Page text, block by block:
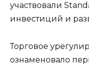
участвовали
инвестиций и
Торговое
ознаменовало